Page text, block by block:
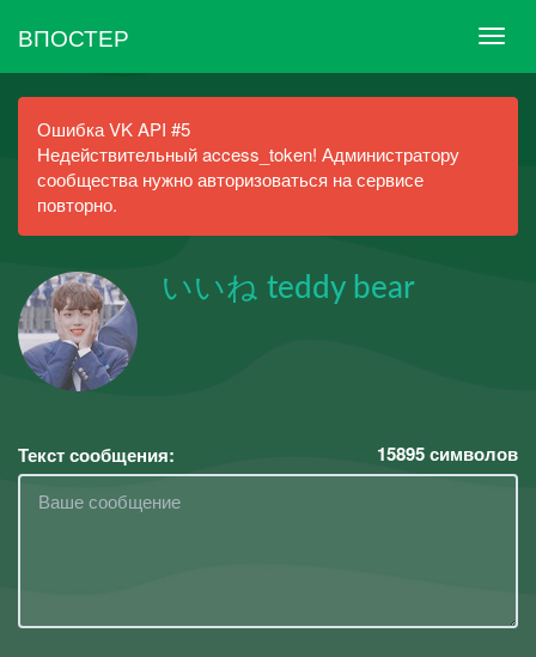
ВПОСТЕР
Ошибка VK API #5
Недействительный access_token! Администратору
сообщества нужно авторизоваться на сервисе
повторно.
いいね teddy bear
Текст сообщения: 15895символов